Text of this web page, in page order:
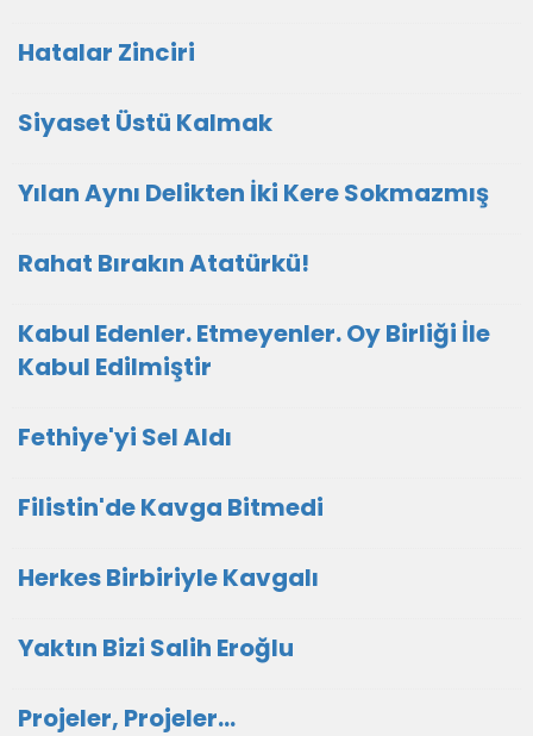
Hatalar Zinciri
Siyaset Üstü Kalmak
Yılan Aynı Delikten İki Kere Sokmazmış
Rahat Bırakın Atatürkü!
Kabul Edenler. Etmeyenler. Oy Birliği İle
Kabul Edilmiştir
Fethiye'yi Sel Aldı
Filistin'de Kavga Bitmedi
Herkes Birbiriyle Kavgalı
Yaktın Bizi Salih Eroğlu
Projeler, Projeler...